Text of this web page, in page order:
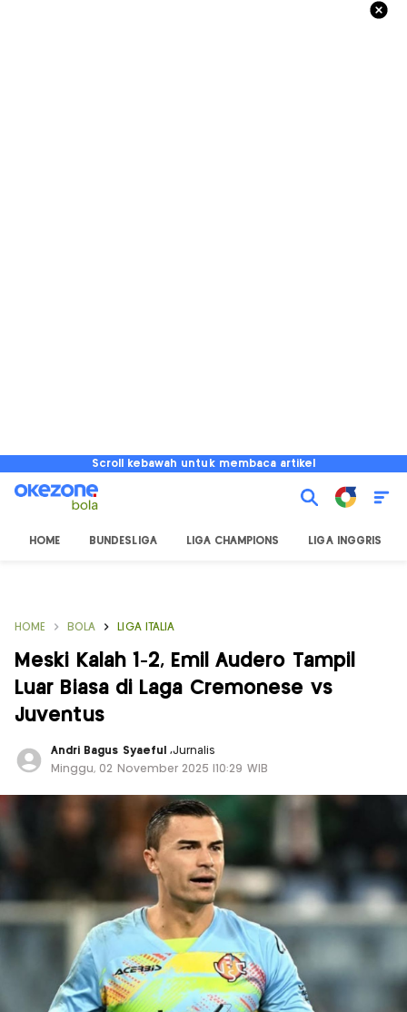
Scroll kebawah untuk membaca artikel
HOME BUNDESLIGA LIGA CHAMPIONS LIGA INGGRIS
HOME BOLA LIGA ITALIA
Meski Kalah 1-2, Emil Audero Tampil
Luar Biasa di Laga Cremonese vs
Juventus
Andri Bagus Syaeful ,Jurnalis
Minggu, 02 November 2025 |10:29 WIB